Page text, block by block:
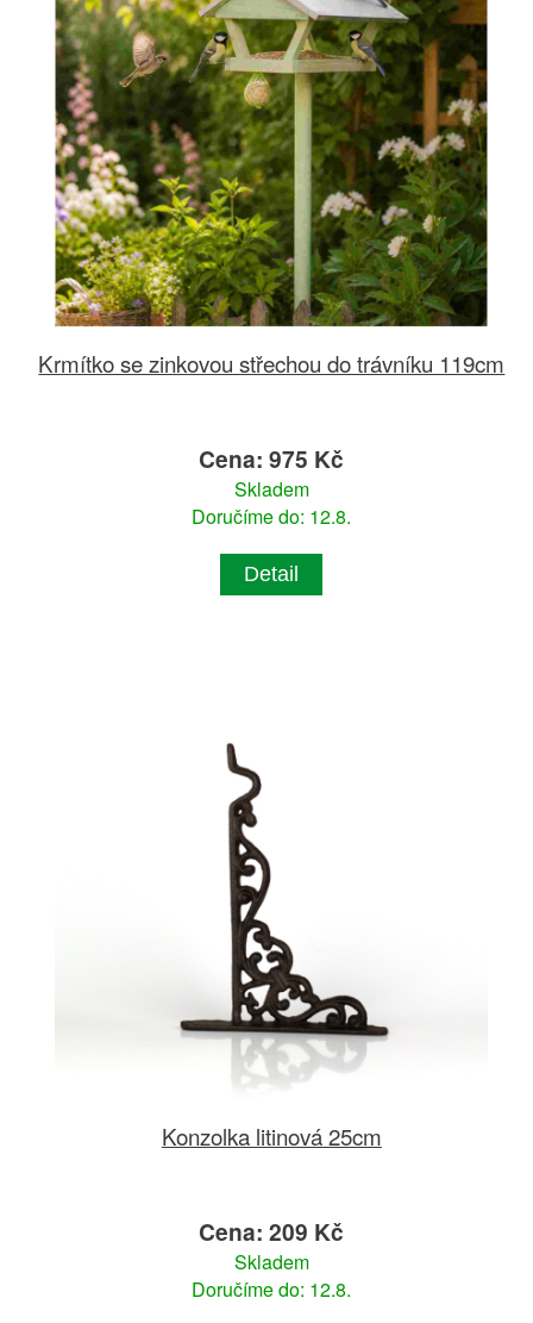
Krmítko se zinkovou střechou do trávníku 119cm
Cena: 975 Kč
Skladem
Doručíme do: 12.8.
Detail
Konzolka litinová 25cm
Cena: 209 Kč
Skladem
Doručíme do: 12.8.